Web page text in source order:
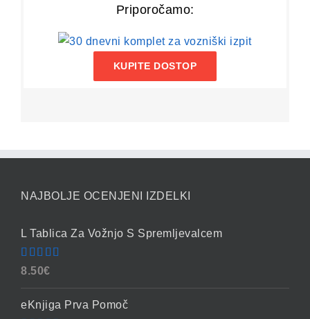
Priporočamo:
KUPITE DOSTOP
NAJBOLJE OCENJENI IZDELKI
L Tablica Za Vožnjo S Spremljevalcem
Ocenjeno
8.50€
eKnjiga Prva Pomoč